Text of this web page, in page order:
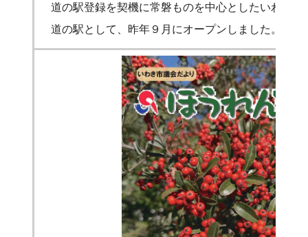
道の駅登録を契機に常磐ものを中心としたいわきの
道の駅として、昨年９月にオープンしました。